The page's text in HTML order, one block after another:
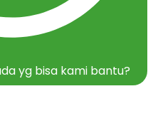
yg bisa kami bantu?